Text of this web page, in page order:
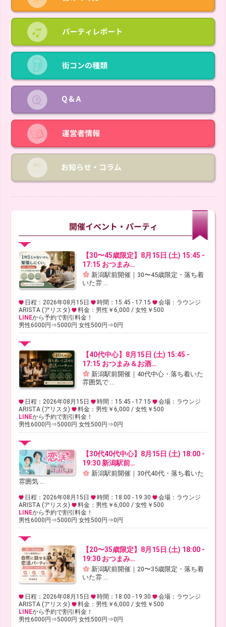
【30〜45歳限定】8月15日 (土) 15:45 -
17:15 おつまみ…
新潟駅前開催｜30〜45歳限定・落ち着
いた雰 ...
日程：2026年08月15日 時間：15:45 - 17:15
会場：ラウンジ
ARISTA (アリスタ)
料金：男性￥6,000 / 女性￥500
LINEから予約で割引料金！
男性6000円⇒5000円 女性500円⇒0円
【40代中心】8月15日 (土) 15:45 -
17:15 おつまみ＆お酒…
新潟駅前開催｜40代中心・落ち着いた
雰囲気で ...
日程：2026年08月15日 時間：15:45 - 17:15
会場：ラウンジ
ARISTA (アリスタ)
料金：男性￥6,000 / 女性￥500
LINEから予約で割引料金！
男性6000円⇒5000円 女性500円⇒0円
【30代40代中心】8月15日 (土) 18:00 -
19:30 新潟駅前…
新潟駅前開催｜30代40代・落ち着いた
雰囲気 ...
日程：2026年08月15日 時間：18:00 - 19:30
会場：ラウンジ
ARISTA (アリスタ)
料金：男性￥6,000 / 女性￥500
LINEから予約で割引料金！
男性6000円⇒5000円 女性500円⇒0円
【20〜35歳限定】8月15日 (土) 18:00 -
19:30 おつまみ…
新潟駅前開催｜20〜35歳限定・落ち着
いた雰 ...
日程：2026年08月15日 時間：18:00 - 19:30
会場：ラウンジ
ARISTA (アリスタ)
料金：男性￥6,000 / 女性￥500
LINEから予約で割引料金！
男性6000円⇒5000円 女性500円⇒0円